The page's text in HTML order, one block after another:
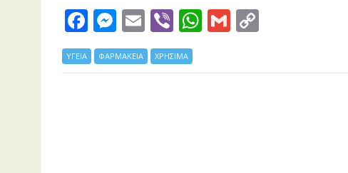
F
ac
e
M
e
ss
E
m
ai
Vi
b
er
W
at
G
ai p
ΥΓΕΙΑ ΦΑΡΜΑΚΕΙΑ ΧΡΗΣΙΜΑ